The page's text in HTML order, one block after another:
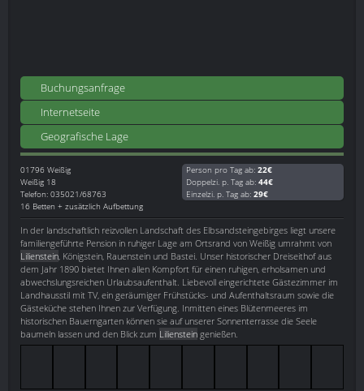
Buchungsanfrage
Internetseite
Geografische Lage
01796 Weißig
Weißig 18
Telefon: 035021/68763
16 Betten + zusätzlich Aufbettung
Person pro Tag ab: 22€
Doppelzi. p. Tag ab: 44€
Einzelzi. p. Tag ab: 29€
In der landschaftlich reizvollen Landschaft des Elbsandsteingebirges liegt unsere
familiengeführte Pension in ruhiger Lage am Ortsrand von Weißig umrahmt von
Lilienstein , Königstein, Rauenstein und Bastei. Unser historischer Dreiseithof aus
dem Jahr 1890 bietet Ihnen allen Kompfort für einen ruhigen, erholsamen und
abwechslungsreichen Urlaubsaufenthalt. Liebevoll eingerichtete Gästezimmer im
Landhausstil mit TV, ein geräumiger Frühstücks- und Aufenthaltsraum sowie die
Gästeküche stehen Ihnen zur Verfügung. Inmitten eines Blütenmeeres im
historischen Bauerngarten können sie auf unserer Sonnenterrasse die Seele
baumeln lassen und den Blick zum Lilienstein genießen.